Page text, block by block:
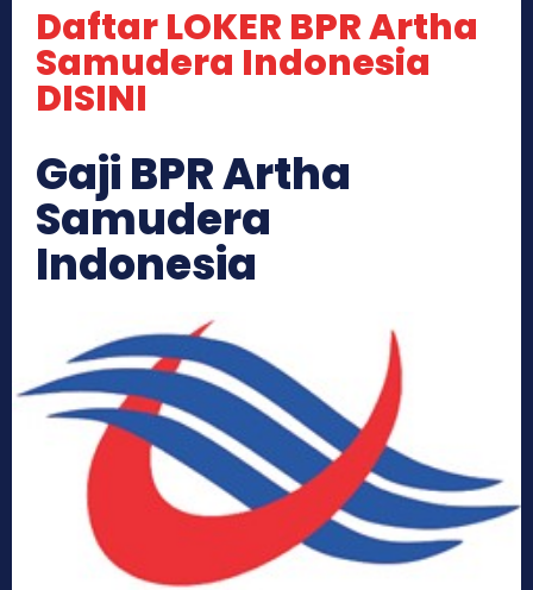
Daftar LOKER BPR Artha
Samudera Indonesia
DISINI
Gaji BPR Artha
Samudera
Indonesia